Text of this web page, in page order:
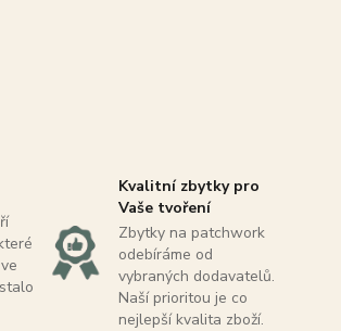
Kvalitní zbytky pro
Vaše tvoření
Zbytky na patchwork
odebíráme od
vybraných dodavatelů.
Naší prioritou je co
nejlepší kvalita zboží.